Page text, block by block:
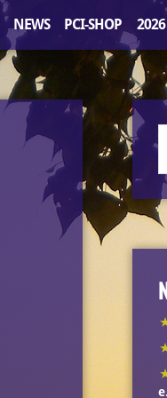
NEWS PCI-SHOP 2026